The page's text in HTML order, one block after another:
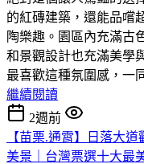
的紅磚建築，還能品嚐
陶樂趣。園區內充滿古
和景觀設計也充滿美學
最喜歡這種氛圍感，一
繼續閱讀
2週前
【苗栗.通霄】日落大
美景｜台灣票選十大最